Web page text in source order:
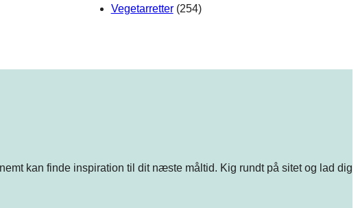
Vegetarretter(254)
kan finde inspiration til dit næste måltid. Kig rundt på sitet og lad dig